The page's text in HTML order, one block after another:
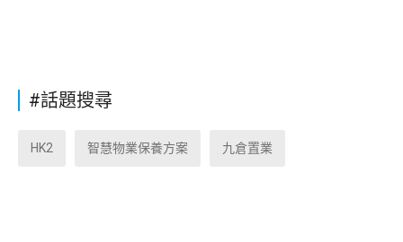
#話題搜尋
HK2 智慧物業保養方案 九倉置業